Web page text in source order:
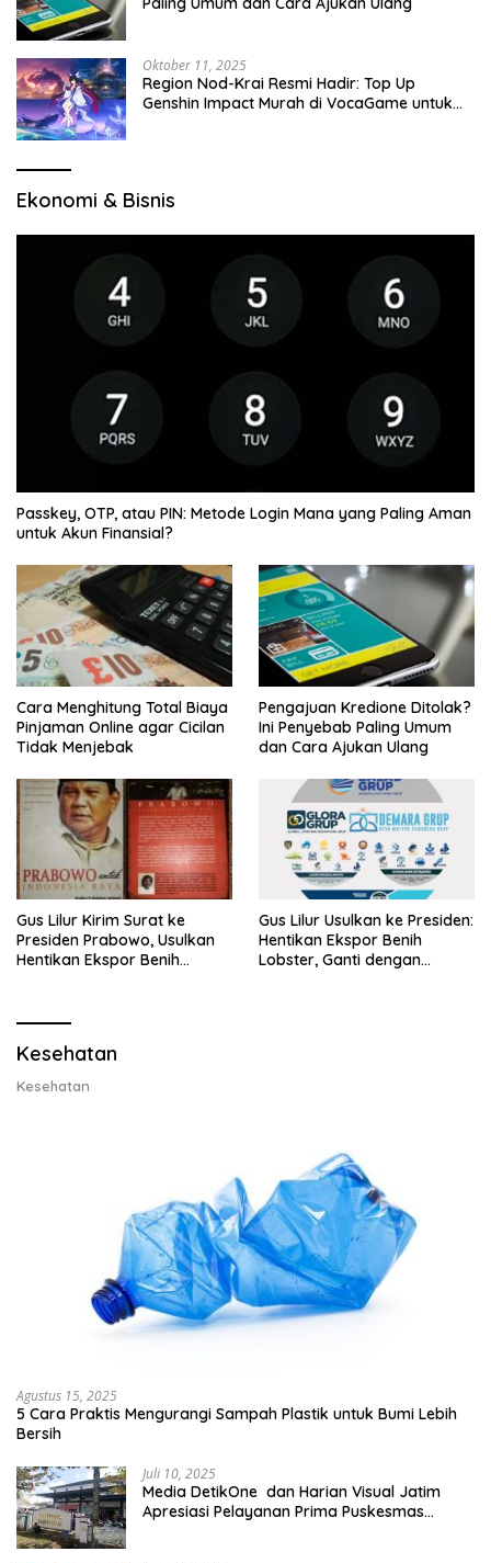
Oktober 11, 2025
Region Nod-Krai Resmi Hadir: Top Up
Genshin Impact Murah di VocaGame untuk
Ekonomi & Bisnis
Passkey, OTP, atau PIN: Metode Login Mana yang Paling Aman
untuk Akun Finansial?
Cara Menghitung Total Biaya
Pinjaman Online agar Cicilan
Tidak Menjebak
Pengajuan Kredione Ditolak?
Ini Penyebab Paling Umum
dan Cara Ajukan Ulang
Gus Lilur Kirim Surat ke
Presiden Prabowo, Usulkan
Hentikan Ekspor Benih
Gus Lilur Usulkan ke Presiden:
Hentikan Ekspor Benih
Lobster, Ganti dengan
Kesehatan
Kesehatan
Agustus 15, 2025
5 Cara Praktis Mengurangi Sampah Plastik untuk Bumi Lebih
Bersih
Juli 10, 2025
Media DetikOne dan Harian Visual Jatim
Apresiasi Pelayanan Prima Puskesmas